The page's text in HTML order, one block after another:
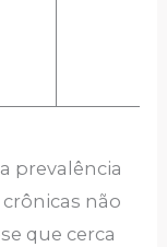
prevalência
não
que cerca